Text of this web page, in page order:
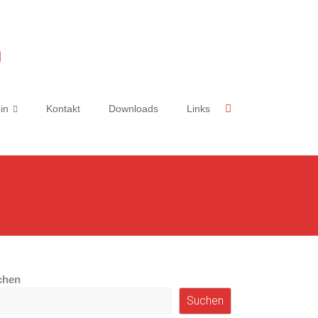
Kontakt Downloads Links
Suchen